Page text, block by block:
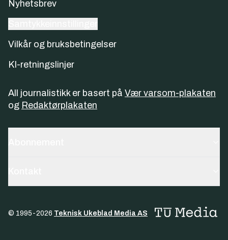
Nyhetsbrev
Vilkår og bruksbetingelser
KI-retningslinjer
All journalistikk er basert på Vær varsom-plakaten
og Redaktørplakaten
© 1995-2026 Teknisk Ukeblad Media AS